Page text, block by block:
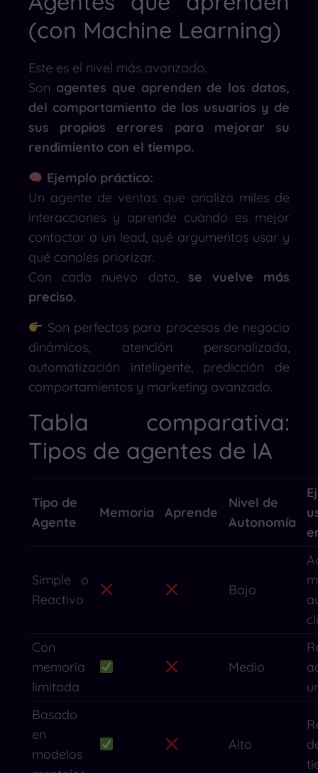
(con Machine Learning)
Este es el nivel más avanzado.
Son agentes que aprenden de los datos,
del comportamiento de los usuarios y de
sus propios errores para mejorar su
rendimiento con el tiempo.
Ejemplo práctico:
Un agente de ventas que analiza miles de
interacciones y aprende cuándo es mejor
contactar a un lead, qué argumentos usar y
qué canales priorizar.
Con cada nuevo dato, se vuelve más
preciso.
Son perfectos para procesos de negocio
dinámicos, atención personalizada,
automatización inteligente, predicción de
comportamientos y marketing avanzado.
Tabla comparativa:
Tipos de agentes de IA
Tipo de
Agente
Memoria Aprende
Nivel de
Autonomía
Simple o
Reactivo
Bajo
Con
memoria
limitada
Medio
Basado
en
modelos
Alto